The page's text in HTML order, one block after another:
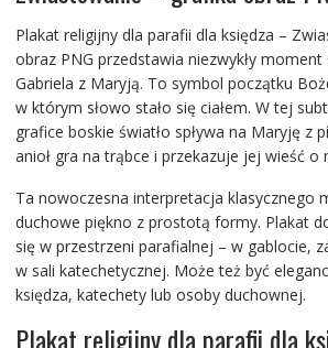
Plakat religijny dla parafii dla księdza –
obraz PNG przedstawia niezwykły moment
Gabriela z Maryją. To symbol początku
w którym słowo stało się ciałem. W tej
grafice boskie światło spływa na Maryję z
anioł gra na trąbce i przekazuje jej wieść o
Ta nowoczesna interpretacja klasycznego
duchowe piękno z prostotą formy. Plakat
się w przestrzeni parafialnej – w gablocie,
w sali katechetycznej. Może też być
księdza, katechety lub osoby duchownej.
Plakat religijny dla parafii dla